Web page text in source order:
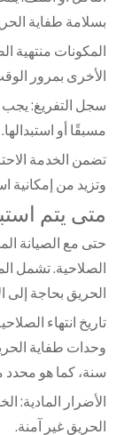
بسلامة طفاية
المكونات منتهية
الأخرى بمرور
سجل التفريغ:
مسبقًا أو استبدالها.
تضمن الخدمة
وتزيد من إمكانية
متى يتم
حتى مع الصيانة
الصلاحية. تشمل
الحريق بحاجة إلى
تاريخ انتهاء
سنة، كما هو
الأضرار المادية:
الحريق غير آمنة.